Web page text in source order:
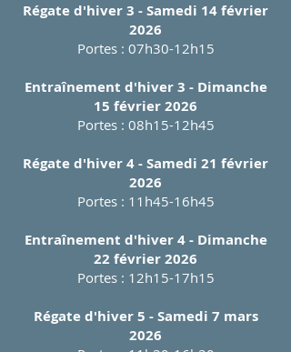
Régate d'hiver 3 - Samedi 14 février
2026
Portes : 07h30-12h15
Entraînement d'hiver 3 - Dimanche
15 février 2026
Portes : 08h15-12h45
Régate d'hiver 4 - Samedi 21 février
2026
Portes : 11h45-16h45
Entraînement d'hiver 4 - Dimanche
22 février 2026
Portes : 12h15-17h15
Régate d'hiver 5 - Samedi 7 mars
2026